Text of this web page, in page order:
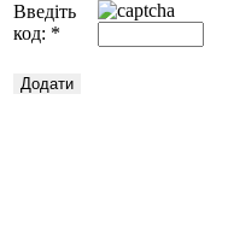
Введіть
код: *